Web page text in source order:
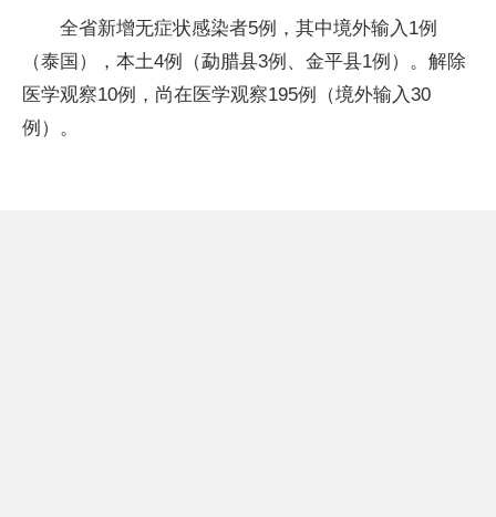
全省新增无症状感染者5例，其中境外输入1例
（泰国），本土4例（勐腊县3例、金平县1例）。解除
医学观察10例，尚在医学观察195例（境外输入30
例）。